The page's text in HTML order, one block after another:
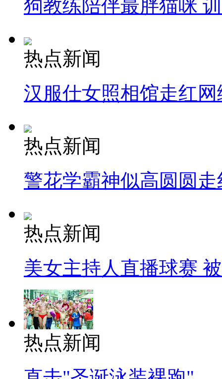
狗教练陪伴最胖猫咪
热点新闻
汉服仕女照相馆走红网
热点新闻
警花学霸神似高圆圆走
热点新闻
美女主持人直播球赛
热点新闻